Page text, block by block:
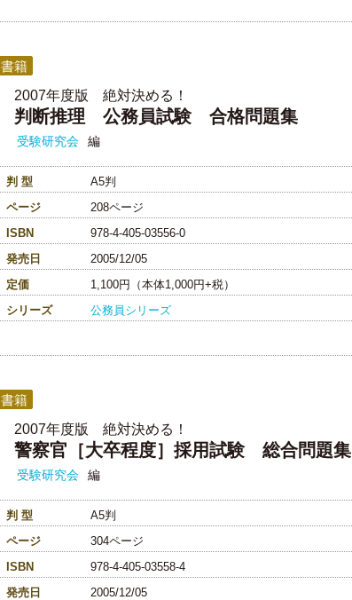
書籍
2007年度版 絶対決める！
判断推理 公務員試験 合格問題集
受験研究会 編
判 型
A5判
ページ
208ページ
ISBN
978-4-405-03556-0
発売日
2005/12/05
定価
1,100円（本体1,000円+税）
シリーズ
公務員シリーズ
書籍
2007年度版 絶対決める！
警察官［大卒程度］採用試験 総合問題集
受験研究会 編
判 型
A5判
ページ
304ページ
ISBN
978-4-405-03558-4
発売日
2005/12/05